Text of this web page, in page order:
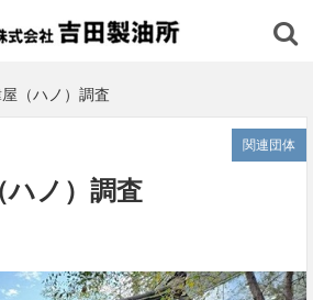
（ハノ）調査
関連団体
ハノ）調査